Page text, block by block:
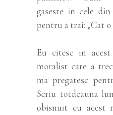
gaseste in cele
pentru a trai: „Cat o
Eu citesc in
moralist care a
ma pregatesc
Scriu totdeauna
obisnuit cu acest